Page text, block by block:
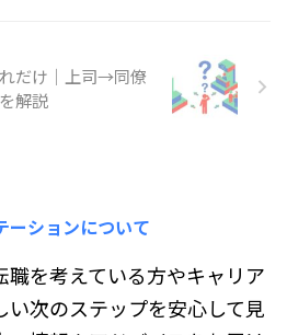
って
や
だけ｜上司→同僚
解説
ーションについて
職を考えている方やキャリア
い次のステップを安心して見